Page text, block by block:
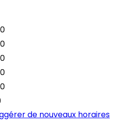
de nouveaux horaires